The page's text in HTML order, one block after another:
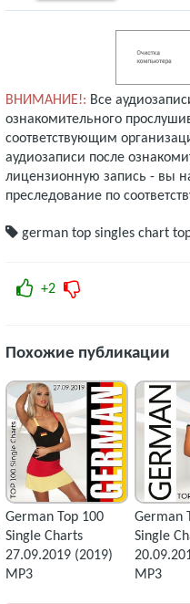
ВНИМАНИЕ!: Все
ознакомительного
соответствующим
аудиозаписи после
лицензионную запись - вы
преследование по
german top singles chart
+2
Похожие публикации
German Top 100
Single Charts
27.09.2019 (2019)
MP3
German
Single
MP3